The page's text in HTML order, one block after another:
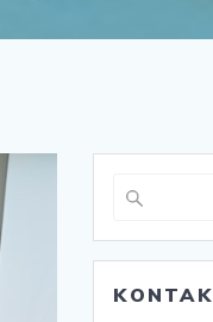
KONTAK